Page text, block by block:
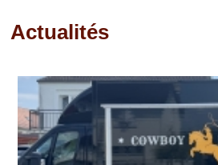
Actualités
Pages